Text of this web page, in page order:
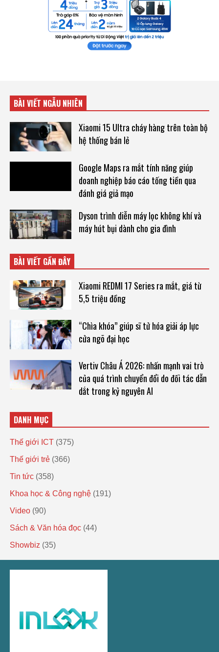
BÀI VIẾT NGẪU NHIÊN
Xiaomi 15 Ultra cháy hàng trên toàn bộ
hệ thống bán lẻ
Google Maps ra mắt tính năng giúp
doanh nghiệp báo cáo tống tiền qua
đánh giá giả mạo
Dyson trình diễn máy lọc không khí và
máy hút bụi dành cho gia đình
BÀI VIẾT GẦN ĐÂY
Xiaomi REDMI 17 Series ra mắt, giá từ
5,5 triệu đồng
“Chìa khóa” giúp sĩ tử hóa giải áp lực
cửa ngõ đại học
Vertiv Châu Á 2026: nhấn mạnh vai trò
của quá trình chuyển đổi do đối tác dẫn
dắt trong kỷ nguyên AI
DANH MỤC
Thế giới ICT (375)
Thế giới trẻ (366)
Tin tức (358)
Khoa học & Công nghệ (191)
Video (90)
Sách & Văn hóa đọc (44)
Showbiz (35)